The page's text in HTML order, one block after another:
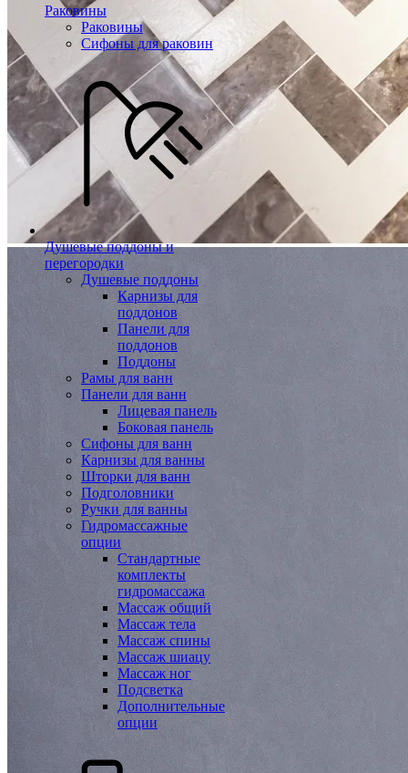
Раковины
Раковины
Сифоны для раковин
Душевые поддоны и
перегородки
Душевые поддоны
Карнизы для
поддонов
Панели для
поддонов
Поддоны
Рамы для ванн
Панели для ванн
Лицевая панель
Боковая панель
Сифоны для ванн
Карнизы для ванны
Шторки для ванн
Подголовники
Ручки для ванны
Гидромассажные
опции
Стандартные
комплекты
гидромассажа
Массаж общий
Массаж тела
Массаж спины
Массаж шиацу
Массаж ног
Подсветка
Дополнительные
опции